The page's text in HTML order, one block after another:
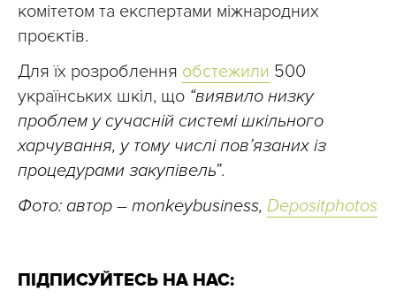
комітетом та експертами міжнародних
проєктів.
Для їх розроблення обстежили 500
українських шкіл, що “виявило низку
проблем у сучасній системі шкільного
харчування, у тому числі пов’язаних із
процедурами закупівель”.
Фото: автор – monkeybusiness, Depositphotos
ПІДПИСУЙТЕСЬ НА НАС: